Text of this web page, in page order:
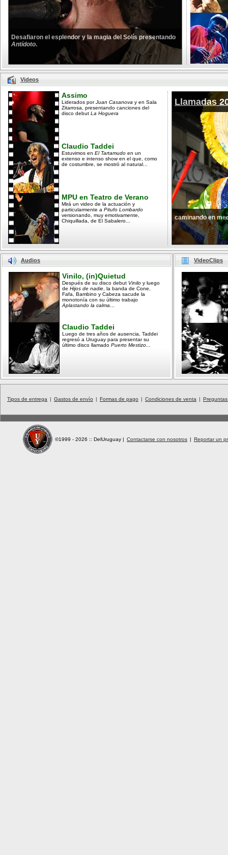
Desafiaron el esplendor y la magia del Solís presentando
Antídoto.
Videos
Assimo
Liderados porJuan Casanova y en Sala
Zitarrosa, presentando canciones del
disco debut La Hoguera
Claudio Taddei
Estuvimos en El Tartamudo en un
extenso e intenso show en el que, como
de costumbre, se mostró al natural...
MPU en Teatro de Verano
Mirá un video de la actuación y
particularmente a Pitufo Lombardo
versionando, muy emotivamente,
Chiquillada, de El Sabalero...
Llamadas
caminando en
Audios
Vinilo, (in)Quietud
Después de su disco debut Vinilo y luego
de Hijos de nadie , la banda de Cone,
Fafa, Bambino y Cabeza sacude la
monotonía con su último trabajo
Aplastando la calma
Claudio Taddei
Luego de tres años de ausencia, Taddei
regresó a Uruguay para presentar su
último disco llamado Puerto Mestizo...
VideoClips
Tipos de entrega | Gastos de envío | Formas de pago | Condiciones de venta |
©1999 - 2026 :: DelUruguay | Contactarse con nosotros | Reportar un